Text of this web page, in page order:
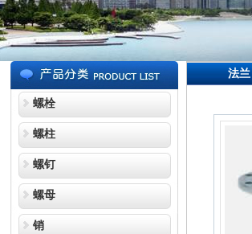
螺栓
螺柱
螺钉
螺母
销
法兰